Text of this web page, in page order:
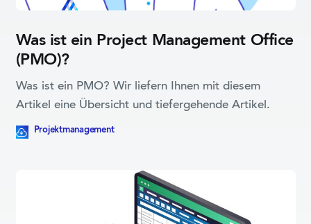
Was ist ein Project Management Office
(PMO)?
Was ist ein PMO? Wir liefern Ihnen mit diesem
Artikel eine Übersicht und tiefergehende Artikel.
Dieser Blogpost beinhaltet eine herunterladbare Ressource
Projektmanagement